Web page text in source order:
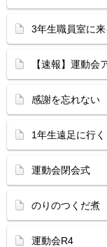
3年生職員室に来
【速報】運動会
感謝を忘れない
1年生遠足に行く
運動会閉会式
のりのつくだ煮
運動会R4